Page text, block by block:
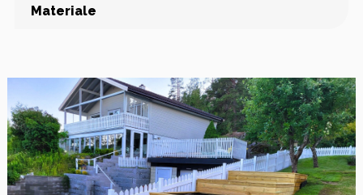
Materiale